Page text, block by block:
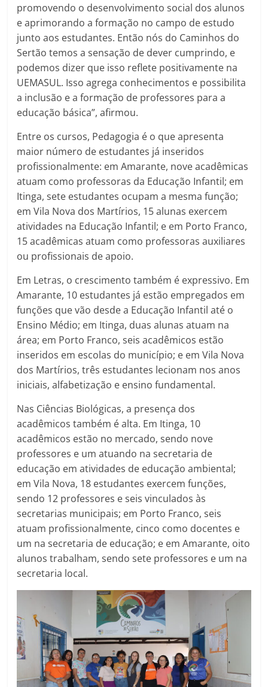
promovendo o desenvolvimento social dos alunos
e aprimorando a formação no campo de estudo
junto aos estudantes. Então nós do Caminhos do
Sertão temos a sensação de dever cumprindo, e
podemos dizer que isso reflete positivamente na
UEMASUL. Isso agrega conhecimentos e possibilita
a inclusão e a formação de professores para a
educação básica”, afirmou.
Entre os cursos, Pedagogia é o que apresenta
maior número de estudantes já inseridos
profissionalmente: em Amarante, nove acadêmicas
atuam como professoras da Educação Infantil; em
Itinga, sete estudantes ocupam a mesma função;
em Vila Nova dos Martírios, 15 alunas exercem
atividades na Educação Infantil; e em Porto Franco,
15 acadêmicas atuam como professoras auxiliares
ou profissionais de apoio.
Em Letras, o crescimento também é expressivo. Em
Amarante, 10 estudantes já estão empregados em
funções que vão desde a Educação Infantil até o
Ensino Médio; em Itinga, duas alunas atuam na
área; em Porto Franco, seis acadêmicos estão
inseridos em escolas do município; e em Vila Nova
dos Martírios, três estudantes lecionam nos anos
iniciais, alfabetização e ensino fundamental.
Nas Ciências Biológicas, a presença dos
acadêmicos também é alta. Em Itinga, 10
acadêmicos estão no mercado, sendo nove
professores e um atuando na secretaria de
educação em atividades de educação ambiental;
em Vila Nova, 18 estudantes exercem funções,
sendo 12 professores e seis vinculados às
secretarias municipais; em Porto Franco, seis
atuam profissionalmente, cinco como docentes e
um na secretaria de educação; e em Amarante, oito
alunos trabalham, sendo sete professores e um na
secretaria local.